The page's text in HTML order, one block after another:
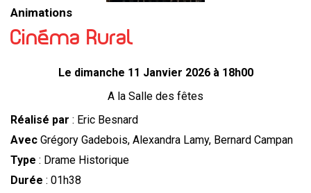
Animations
Cinéma Rural
Le dimanche 11 Janvier 2026 à 18h00
A la Salle des fêtes
Réalisé par : Eric Besnard
Avec Grégory Gadebois, Alexandra Lamy, Bernard Campan
Type : Drame Historique
Durée : 01h38